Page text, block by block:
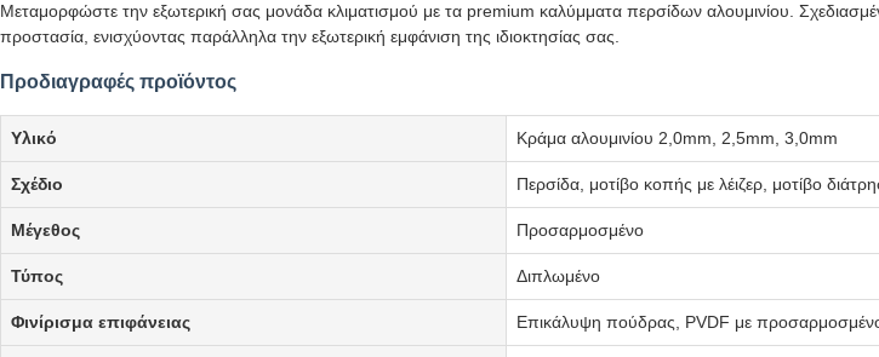
Μεταμορφώστε την εξωτερική σας μονάδα κλιματισμού με τα premium καλύμματα περσίδων αλουμινίου.
προστασία, ενισχύοντας παράλληλα την εξωτερική εμφάνιση της ιδιοκτησίας σας.
Προδιαγραφές προϊόντος
Υλικό Κράμα αλουμινίου 2,0mm, 2,5mm, 3,0mm
Σχέδιο Περσίδα, μοτίβο κοπής με λέιζερ, μοτίβο
Μέγεθος Προσαρμοσμένο
Τύπος Διπλωμένο
Φινίρισμα επιφάνειας Επικάλυψη πούδρας, PVDF με